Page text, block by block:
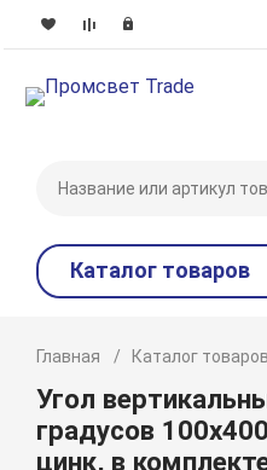
Каталог товаров
Главная Каталог товаров
Угол
градусов
цинк, в